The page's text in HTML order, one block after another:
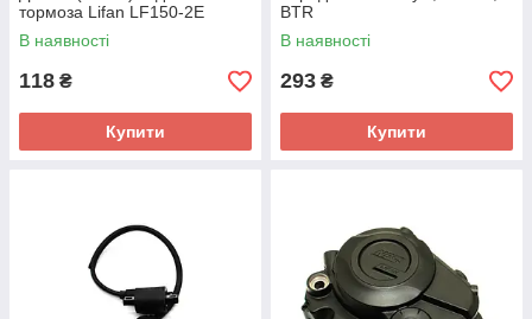
тормоза Lifan LF150-2E
В наявності
118 ₴
Купити
BTR
В наявності
293 ₴
Купити